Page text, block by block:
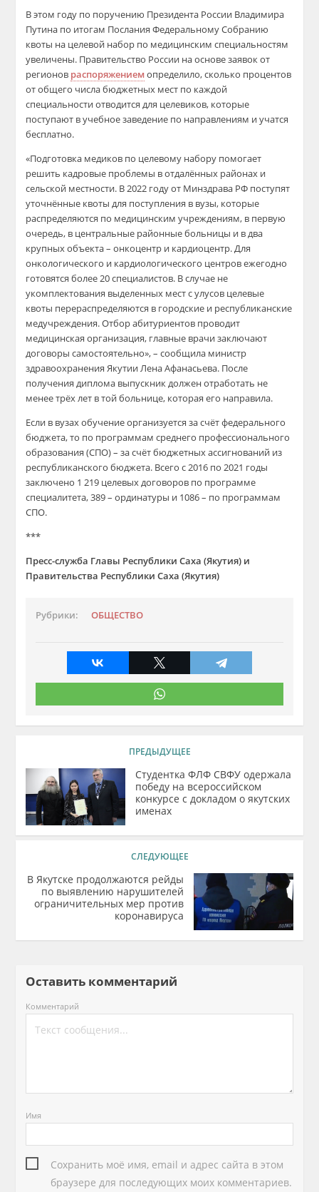
В этом году по поручению Президента России Владимира
Путина по итогам Послания Федеральному Собранию
квоты на целевой набор по медицинским специальностям
увеличены. Правительство России на основе заявок от
регионов распоряжениемопределило, сколько процентов
от общего числа бюджетных мест по каждой
специальности отводится для целевиков, которые
поступают в учебное заведение по направлениям и учатся
бесплатно.
«Подготовка медиков по целевому набору помогает
решить кадровые проблемы в отдалённых районах и
сельской местности. В 2022 году от Минздрава РФ поступят
уточнённые квоты для поступления в вузы, которые
распределяются по медицинским учреждениям, в первую
очередь, в центральные районные больницы и в два
крупных объекта – онкоцентр и кардиоцентр. Для
онкологического и кардиологического центров ежегодно
готовятся более 20 специалистов. В случае не
укомплектования выделенных мест с улусов целевые
квоты перераспределяются в городские и республиканские
медучреждения. Отбор абитуриентов проводит
медицинская организация, главные врачи заключают
договоры самостоятельно», – сообщила министр
здравоохранения Якутии Лена Афанасьева. После
получения диплома выпускник должен отработать не
менее трёх лет в той больнице, которая его направила.
Если в вузах обучение организуется за счёт федерального
бюджета, то по программам среднего профессионального
образования (СПО) – за счёт бюджетных ассигнований из
республиканского бюджета. Всего с 2016 по 2021 годы
заключено 1 219 целевых договоров по программе
специалитета, 389 – ординатуры и 1086 – по программам
СПО.
***
Пресс-служба Главы Республики Саха (Якутия) и
Правительства Республики Саха (Якутия)
Рубрики: ОБЩЕСТВО
ПРЕДЫДУЩЕЕ
Студентка ФЛФ СВФУ одержала
победу на всероссийском
конкурсе с докладом о якутских
именах
СЛЕДУЮЩЕЕ
В Якутске продолжаются рейды
по выявлению нарушителей
ограничительных мер против
коронавируса
Оставить комментарий
Комментарий
Имя
Сохранить моё имя, email и адрес сайта в этом
браузере для последующих моих комментариев.